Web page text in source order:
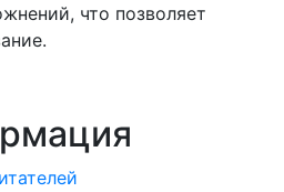
что позволяет